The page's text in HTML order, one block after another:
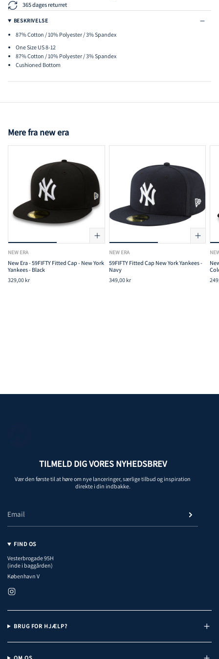
365 dages returret
BESKRIVELSE
87% Cotton / 10% Polyester / 3% Spandex
One Size US 8-12
87% Cotton / 10% Polyester / 3% Spandex
Cushioned Bottom
Mere fra new era
NEW ERA
New Era - 59FIFTY Fitted Cap - New York
Yankees - Black
329,00 kr
NEW ERA
59FIFTY Fitted Cap New York Yankees -
Navy
349,00 kr
TILMELD DIG VORES NYHEDSBREV
Vær den første til at høre om nye lanceringer, særlige tilbud og inspiration
direkte i din indbakke.
BRUG FOR HJÆLP?
FIND OS
Vesterbrogade 95H
(inde i baggården)
København V
a
r
m